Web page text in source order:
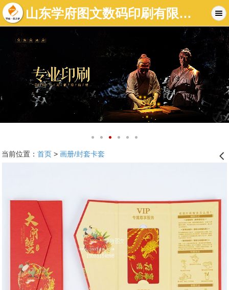
山东学府图文数码印刷有限公司-济南图文店|济南标书制作|济南数码快印-济南学府图文快印有限公司
当前位置： 首页> 画册/封套卡套 󰊒